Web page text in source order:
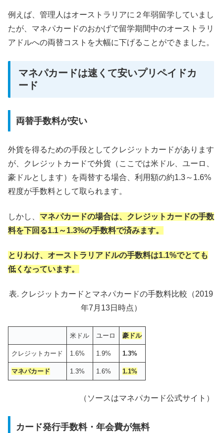
例えば、管理人はオーストラリアに２年弱留学していまし
たが、マネパカードのおかげで留学期間中のオーストラリ
アドルへの両替コストを大幅に下げることができました。
マネパカードは速くて安いプリペイドカ
ード
両替手数料が安い
外貨を得るための手段としてクレジットカードがあります
が、クレジットカードで外貨（ここでは米ドル、ユーロ、
豪ドルとします）を両替する場合、利用額の約1.3～1.6%
程度が手数料として取られます。
しかし、 マネパカードの場合は、クレジットカードの手数
料を下回る1.1～1.3%の手数料で済みます。
とりわけ、オーストラリアドルの手数料は1.1%でとても
低くなっています。
表. クレジットカードとマネパカードの手数料比較（2019
年7月13日時点）
米ドル ユーロ 豪ドル
クレジットカード 1.6% 1.9% 1.3%
マネパカード 1.3% 1.6% 1.1%
（ソースはマネパカード公式サイト）
カード発行手数料・年会費が無料